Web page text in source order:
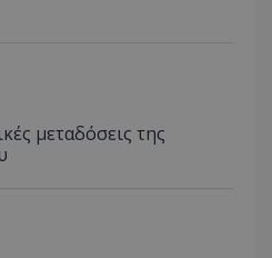
μεταδόσεις της